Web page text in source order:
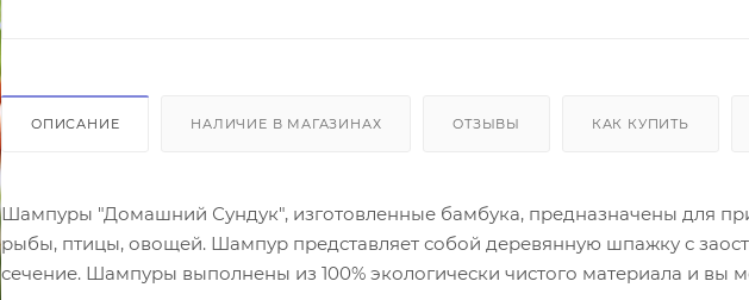
ОПИСАНИЕ НАЛИЧИЕ В МАГАЗИНАХ ОТЗЫВЫ КАК КУПИТЬ
Шампуры "Домашний Сундук", изготовленные бамбука, предназначены для
рыбы, птицы, овощей. Шампур представляет собой деревянную шпажку с
сечение. Шампуры выполнены из 100% экологически чистого материала и вы